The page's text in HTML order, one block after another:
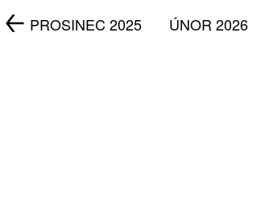
ÚNOR 2026
PROSINEC 2025